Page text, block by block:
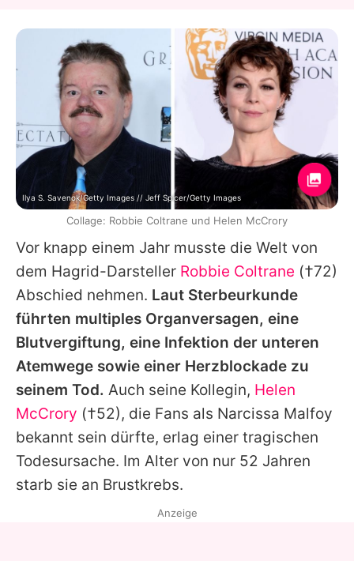
Vor knapp einem Jahr musste die Welt von
dem Hagrid-Darsteller Robbie Coltrane (†72)
Abschied nehmen. Laut Sterbeurkunde
führten multiples Organversagen, eine
Blutvergiftung, eine Infektion der unteren
Atemwege sowie einer Herzblockade zu
seinem Tod. Auch seine Kollegin, Helen
McCrory (†52), die Fans als Narcissa Malfoy
bekannt sein dürfte, erlag einer tragischen
Todesursache. Im Alter von nur 52 Jahren
starb sie an Brustkrebs.
Ilya S. Savenok/Getty Images // Jeff Spicer/Getty Images
Collage: Robbie Coltrane und Helen McCrory
Anzeige